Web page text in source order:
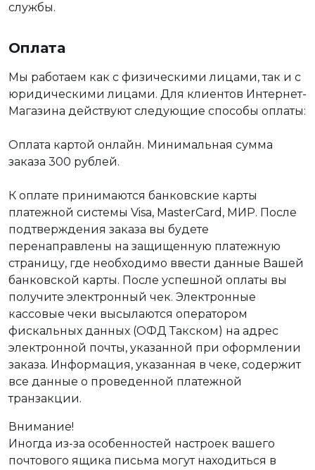
службы.
Оплата
Мы работаем как с физическими лицами, так и с
юридическими лицами. Для клиентов Интернет-
Магазина действуют следующие способы оплаты:
Оплата картой онлайн. Минимальная сумма
заказа 300 рублей.
К оплате принимаются банковские карты
платежной системы Visa, MasterCard, МИР. После
подтверждения заказа вы будете
перенаправлены на защищенную платежную
страницу, где необходимо ввести данные Вашей
банковской карты. После успешной оплаты вы
получите электронный чек. Электронные
кассовые чеки высылаются оператором
фискальных данных (ОФД Такском) на адрес
электронной почты, указанной при оформлении
заказа. Информация, указанная в чеке, содержит
все данные о проведенной платежной
транзакции.
Внимание!
Иногда из-за особенностей настроек вашего
почтового ящика письма могут находиться в